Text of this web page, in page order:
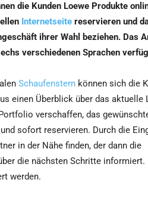
die Kunden Loewe Produkte
Internetseite reservieren und
ihrer Wahl beziehen. Das
verschiedenen Sprachen
Schaufenstern können sich die
einen Überblick über das aktuelle
verschaffen, das
sofort reservieren. Durch die
in der Nähe finden, der dann die
die nächsten Schritte informiert.
werden.